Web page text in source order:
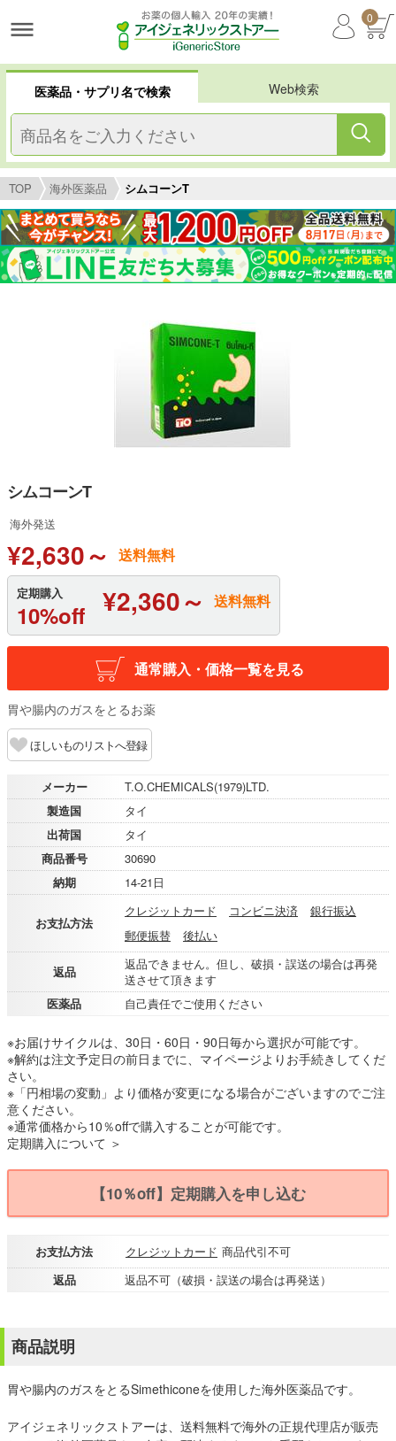
0
医薬品・サプリ名で検索 Web検索
TOP 海外医薬品 シムコーンT
シムコーンT
海外発送
¥2,630～ 送料無料
定期購入
10%off ¥2,360～ 送料無料
通常購入・価格一覧を見る
胃や腸内のガスをとるお薬
ほしいものリストへ登録
メーカー
T.O.CHEMICALS(1979)LTD.
製造国
タイ
出荷国
タイ
商品番号
30690
納期
14-21日
お支払方法
クレジットカード コンビニ決済
銀行振込
郵便振替
後払い
返品
返品できません。但し、破損・誤送の場合は再発
送させて頂きます
医薬品
自己責任でご使用ください
※お届けサイクルは、30日・60日・90日毎から選択が可能です。
※解約は注文予定日の前日までに、マイページよりお手続きしてくだ
さい。
※「円相場の変動」より価格が変更になる場合がございますのでご注
意ください。
※通常価格から10％offで購入することが可能です。
定期購入について ＞
【10％off】定期購入を申し込む
お支払方法 クレジットカード 商品代引不可
返品
返品不可（破損・誤送の場合は再発送）
商品説明
胃や腸内のガスをとるSimethiconeを使用した海外医薬品です。
アイジェネリックストアーは、送料無料で海外の正規代理店が販売